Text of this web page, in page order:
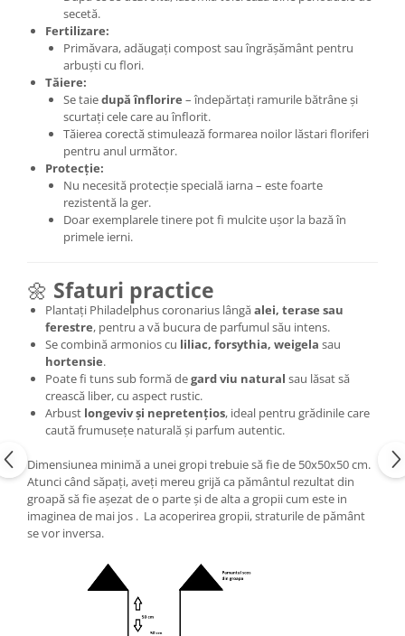
secetă.
Fertilizare:
Primăvara, adăugați compost sau îngrășământ pentru
arbuști cu flori.
Tăiere:
Se taiedupă înflorire – îndepărtați ramurile bătrâne și
scurtați cele care au înflorit.
Tăierea corectă stimulează formarea noilor lăstari floriferi
pentru anul următor.
Protecție:
Nu necesită protecție specială iarna – este foarte
rezistentă la ger.
Doar exemplarele tinere pot fi mulcite ușor la bază în
primele ierni.
🌼 Sfaturi practice
Plantați Philadelphus coronarius lângăalei, terase sau
ferestre, pentru a vă bucura de parfumul său intens.
Se combină armonios cu liliac, forsythia, weigela sau
hortensie.
Poate fi tuns sub formă degard viu natural sau lăsat să
crească liber, cu aspect rustic.
Arbust longeviv și nepretențios, ideal pentru grădinile care
caută frumusețe naturală și parfum autentic.
Dimensiunea minimă a unei gropi trebuie să fie de 50x50x50 cm.
Atunci când săpați, aveți mereu grijă ca pământul rezultat din
groapă să fie așezat de o parte și de alta a gropii cum este in
imaginea de mai jos . La acoperirea gropii, straturile de pământ
se vor inversa.